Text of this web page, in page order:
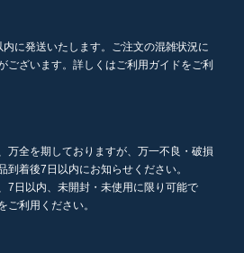
に発送いたします。ご注文の混雑状況に
ございます。詳しくはご利用ガイドをご利
万全を期しておりますが、万一不良・破損
到着後7日以内にお知らせください。
7日以内、未開封・未使用に限り可能で
ご利用ください。